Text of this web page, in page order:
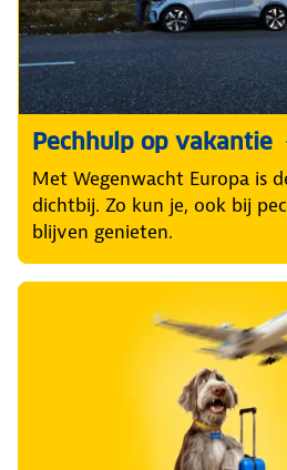
Pechhulp op vakantie
Met Wegenwacht Europa is
dichtbij. Zo kun je, ook bij
blijven genieten.